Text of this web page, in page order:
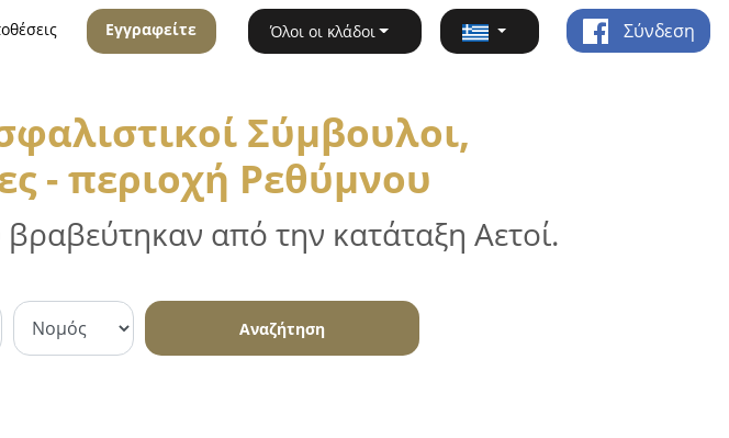
Εγγραφείτε Όλοι οι κλάδοι Σύνδεση
Σύμβουλοι,
- περιοχή Ρεθύμνου
από την κατάταξη Αετοί.
Αναζήτηση